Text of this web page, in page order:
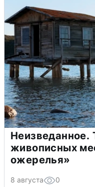
Неизведанное.
живописных
ожерелья»
8 августа 0